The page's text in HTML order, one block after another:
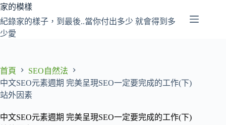
跳
至
主
容
家的模樣
紀錄家的樣子，到最後..當你付出多少 就會得到多
少愛
首頁
SEO自然法
中文SEO元素週期 完美呈現SEO一定要完成的工作(下)
站外因素
中文SEO元素週期 完美呈現SEO一定要完成的工作(下)